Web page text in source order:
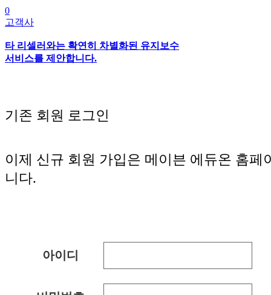
0
고객사
타 리셀러와는 확연히 차별화된 유지보수
서비스를 제안합니다.
기존 회원 로그인
이제 신규 회원 가입은 메이븐 에듀온 홈페
니다.
아이디